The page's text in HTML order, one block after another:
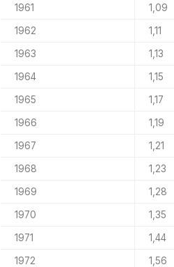
1961 1,09
1962 1,11
1963 1,13
1964 1,15
1965 1,17
1966 1,19
1967 1,21
1968 1,23
1969 1,28
1970 1,35
1971 1,44
1972 1,56